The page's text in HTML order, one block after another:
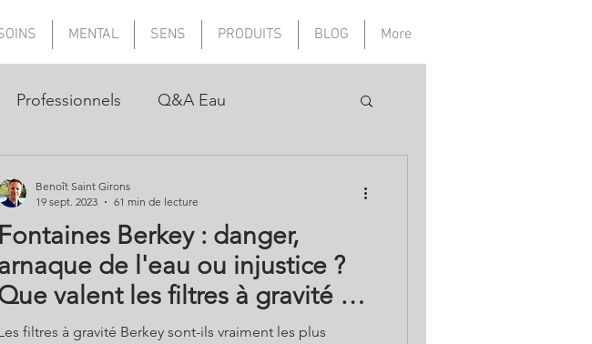
MENTAL SENS PRODUITS BLOG More
Professionnels Q&A Eau
Fontaines Berkey : danger,
de l'eau ou injustice ?
valent les filtres à gravité et
tests ?
filtres à gravité Berkey sont-ils vraiment les plus
Benoît Saint Girons
19 sept. 2023
61 min de lecture